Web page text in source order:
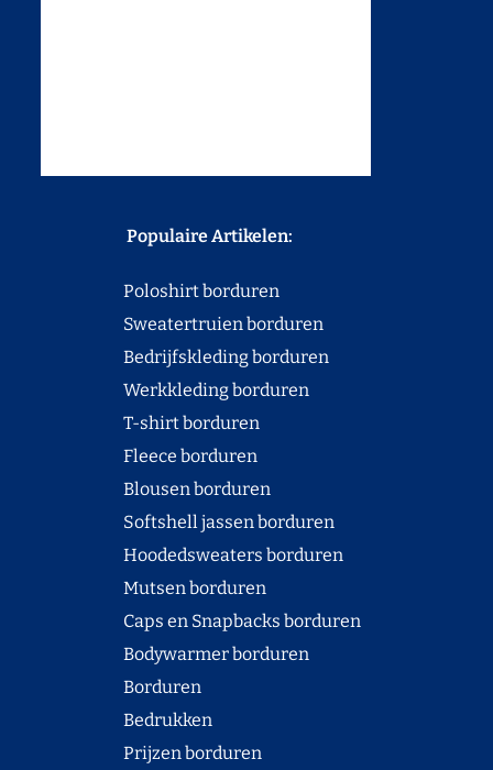
Populaire Artikelen:
Poloshirt borduren
Sweatertruien borduren
Bedrijfskleding borduren
Werkkleding borduren
T-shirt borduren
Fleece borduren
Blousen borduren
Softshell jassen borduren
Hoodedsweaters borduren
Mutsen borduren
Caps en Snapbacks borduren
Bodywarmer borduren
Borduren
Bedrukken
Prijzen borduren